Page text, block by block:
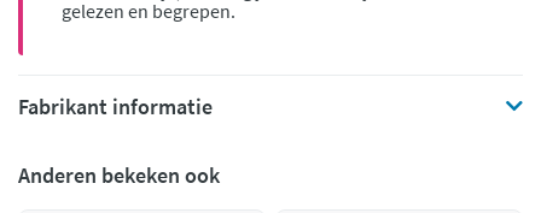
gelezen en begrepen.
Fabrikant informatie
Anderen bekeken ook